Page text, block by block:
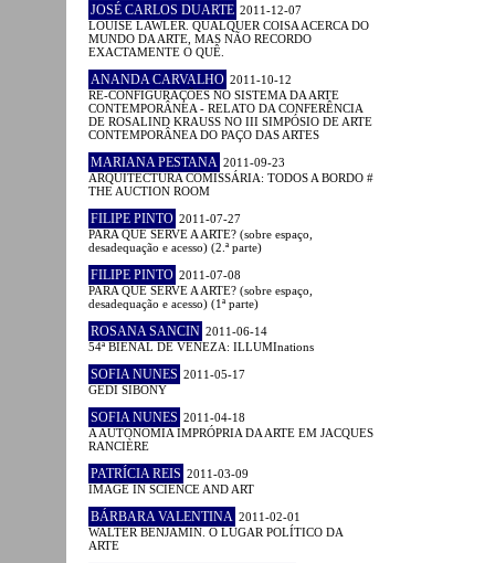
JOSÉ CARLOS DUARTE 2011-12-07
LOUISE LAWLER. QUALQUER COISA ACERCA DO
MUNDO DA ARTE, MAS NÃO RECORDO
EXACTAMENTE O QUÊ.
ANANDA CARVALHO 2011-10-12
RE-CONFIGURAÇÕES NO SISTEMA DA ARTE
CONTEMPORÂNEA - RELATO DA CONFERÊNCIA
DE ROSALIND KRAUSS NO III SIMPÓSIO DE ARTE
CONTEMPORÂNEA DO PAÇO DAS ARTES
MARIANA PESTANA 2011-09-23
ARQUITECTURA COMISSÁRIA: TODOS A BORDO #
THE AUCTION ROOM
FILIPE PINTO 2011-07-27
PARA QUE SERVE A ARTE? (sobre espaço,
desadequação e acesso) (2.ª parte)
FILIPE PINTO 2011-07-08
PARA QUE SERVE A ARTE? (sobre espaço,
desadequação e acesso) (1ª parte)
ROSANA SANCIN 2011-06-14
54ª BIENAL DE VENEZA: ILLUMInations
SOFIA NUNES 2011-05-17
GEDI SIBONY
SOFIA NUNES 2011-04-18
A AUTONOMIA IMPRÓPRIA DA ARTE EM JACQUES
RANCIÈRE
PATRÍCIA REIS 2011-03-09
IMAGE IN SCIENCE AND ART
BÁRBARA VALENTINA 2011-02-01
WALTER BENJAMIN. O LUGAR POLÍTICO DA
ARTE